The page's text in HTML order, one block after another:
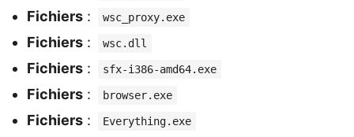
Fichiers : wsc_proxy.exe
Fichiers : wsc.dll
Fichiers : sfx-i386-amd64.exe
Fichiers : browser.exe
Fichiers : Everything.exe